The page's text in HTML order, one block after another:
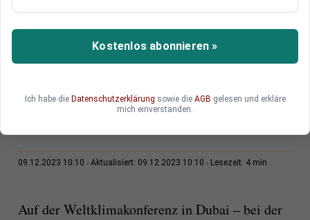
Die Europäer zahlen bereits den Preis für die
geplante De-Karbonisierung der Wirtschaft. Der
Großteil der Welt schaut zu und wartet ab.
09.12.2023 10:10 Aktualisiert: 09.12.2023 10:10 Lesezeit: 4 min
Auf der Weltklimakonferenz in Dubai – bei der
Kostenlos abonnieren »
Ich habe die Datenschutzerklärung sowie die AGB gelesen und erkläre
mich einverstanden.